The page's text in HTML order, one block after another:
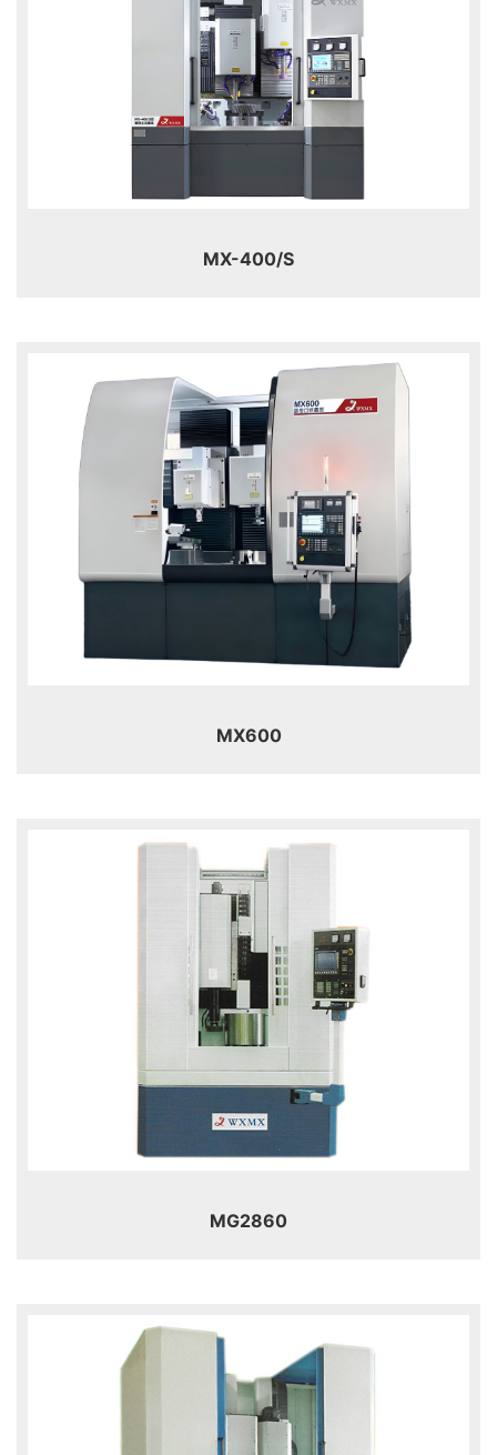
MX-400/S
MX600
MG2860